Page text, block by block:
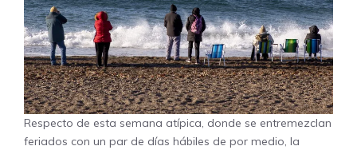
Respecto de esta semana atípica, donde se entremezclan
feriados con un par de días hábiles de por medio, la